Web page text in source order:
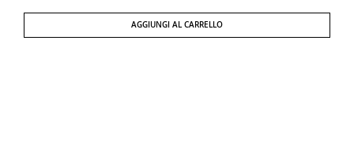
AGGIUNGI AL CARRELLO